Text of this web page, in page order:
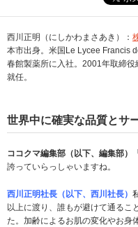
西川正明（にしかわまさあき）：
本市出身。米国Le Lycee Francis
春館製薬所に入社。2001年取締
就任。
世界中に確実な品質とサ
ココクマ編集部（以下、編集部）
誇っていらっしゃいますね。
西川正明社長（以下、西川社長）
以上に渡り、誰もが避けて通るこ
た。加齢によるお肌の変化やお身